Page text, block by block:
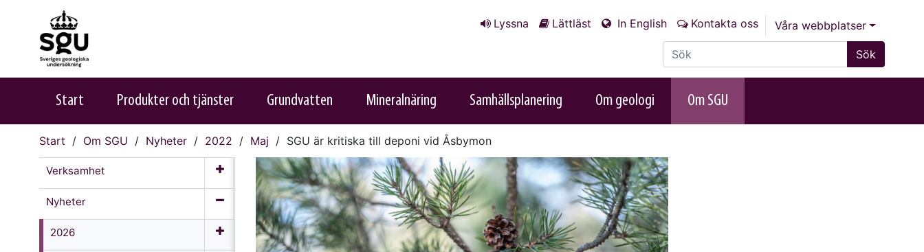
Lyssna Lättläst In English Kontakta oss
Våra webbplatser
Sök på sajten
Sök
Start Produkter och tjänster Grundvatten Mineralnäring Samhällsplanering Om geologi Om SGU
Start Om SGU Nyheter 2022 Maj SGU är kritiska till deponi vid Åsbymon
Verksamhet
Nyheter
2026